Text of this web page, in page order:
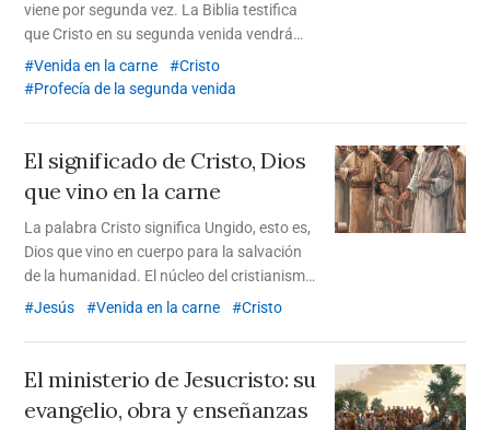
viene por segunda vez. La Biblia testifica
que Cristo en su segunda venida vendrá
como el Salvador, no como Juez, y
profetiza cuándo, dónde y con qué aspecto
Venida en la carne
Cristo
Profecía de la segunda venida
El significado de Cristo,Dios
que vino en la carne
La palabra Cristo significa Ungido, esto es,
Dios que vino en cuerpo para la salvación
de la humanidad. El núcleo del cristianismo
es creer en el Salvador que vino a la tierra
correctamente a Cristo y recibirlo, a través
de las profecías de la Biblia, y no a través
recibir la salvación.
Jesús Venida en la carne Cristo
El ministerio de Jesucristo: su
evangelio, obra y enseñanzas